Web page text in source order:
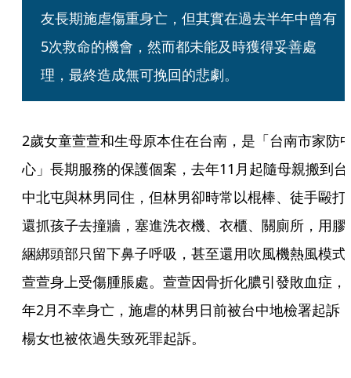
友長期施虐傷重身亡，但其實在過去半年中曾有
5次救命的機會，然而都未能及時獲得妥善處
理，最終造成無可挽回的悲劇。
2歲女童萱萱和生母原本住在台南，是「台南市家防
心」長期服務的保護個案，去年11月起隨母親搬到台
中北屯與林男同住，但林男卻時常以棍棒、徒手毆打
還抓孩子去撞牆，塞進洗衣機、衣櫃、關廁所，用膠
綑綁頭部只留下鼻子呼吸，甚至還用吹風機熱風模式
萱萱身上受傷腫脹處。萱萱因骨折化膿引發敗血症，
年2月不幸身亡，施虐的林男日前被台中地檢署起訴
楊女也被依過失致死罪起訴。